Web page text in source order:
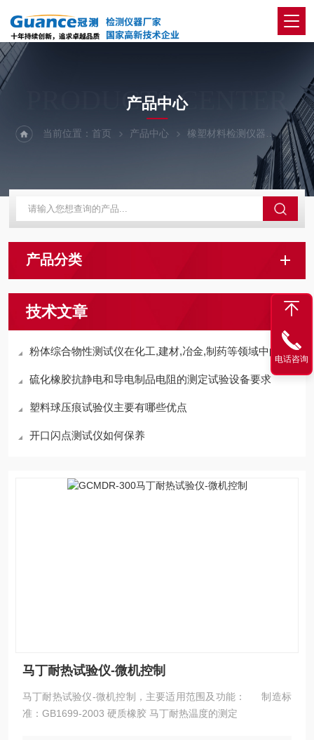
PRODUCTS CENTER
产品中心
当前位置：首页 产品中心 橡塑材料检测仪器 MDR-
产品分类
技术文章
粉体综合物性测试仪在化工,建材,冶金,制药等领域中的作用
硫化橡胶抗静电和导电制品电阻的测定试验设备要求
塑料球压痕试验仪主要有哪些优点
开口闪点测试仪如何保养
马丁耐热试验仪-微机控制
马丁耐热试验仪-微机控制，主要适用范围及功能： 制造标
准：GB1699-2003 硬质橡胶 马丁耐热温度的测定
电话咨询